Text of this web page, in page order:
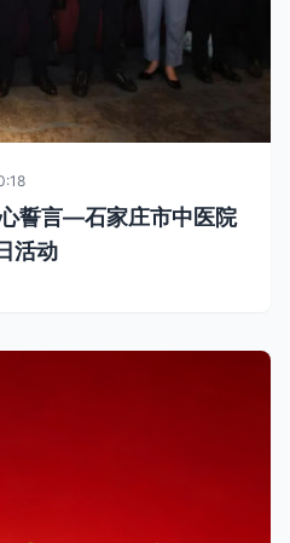
誓言—石家庄市中医院
活动